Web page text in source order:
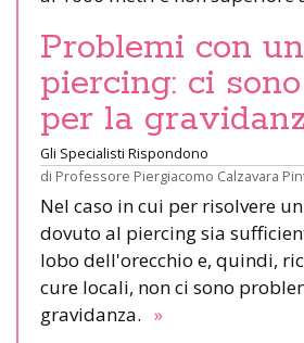
Problemi con un
piercing: ci
per la
Gli Specialisti Rispondono
di Professore Piergiacomo Calzavara
Nel caso in cui per risolvere
dovuto al piercing sia
lobo dell'orecchio e, quindi,
cure locali, non ci sono
gravidanza. »